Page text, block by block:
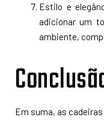
Estilo e
adicionar um
ambiente,
Em suma, as